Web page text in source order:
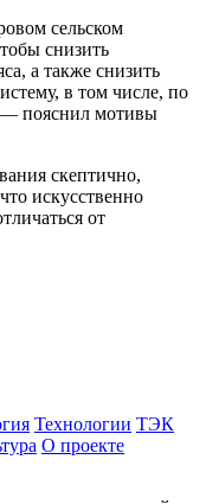
сельском
снизить
а также снизить
в том числе, по
— пояснил мотивы
скептично,
искусственно
от
Технологии ТЭК
О проекте